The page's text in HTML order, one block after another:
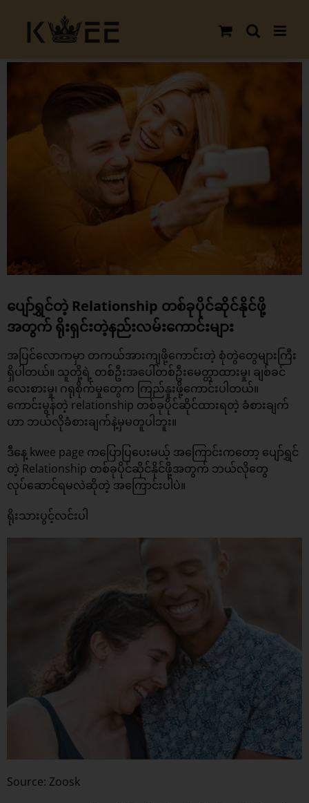
content
ပျော်ရွှင်တဲ့ Relationship တစ်ခုပိုင်ဆိုင်နိုင်ဖို့
အတွက် ရိုးရှင်းတဲ့နည်းလမ်းကောင်းများ
အပြင်လောကမှာ တကယ်အားကျဖို့ကောင်းတဲ့ စုံတွဲတွေများကြီး
ရှိပါတယ်။ သူတို့ရဲ့ တစ်ဦးအပေါ်တစ်ဦးမေတ္တာထားမှု၊ ချစ်ခင်
လေးစားမှု၊ ဂရုစိုက်မှုတွေက ကြည်နူးဖို့ကောင်းပါတယ်။
ကောင်းမွန်တဲ့ relationship တစ်ခုပိုင်ဆိုင်ထားရတဲ့ ခံစားချက်
ဟာ ဘယ်လိုခံစားချက်နဲ့မှမတူပါဘူး။
ဒီနေ့ kwee page ကပြောပြပေးမယ့် အကြောင်းကတော့ ပျော်ရွှင်
တဲ့ Relationship တစ်ခုပိုင်ဆိုင်နိုင်ဖို့အတွက် ဘယ်လိုတွေ
လုပ်ဆောင်ရမလဲဆိုတဲ့ အကြောင်းပါပဲ။
ရိုးသားပွင့်လင်းပါ
Source: Zoosk